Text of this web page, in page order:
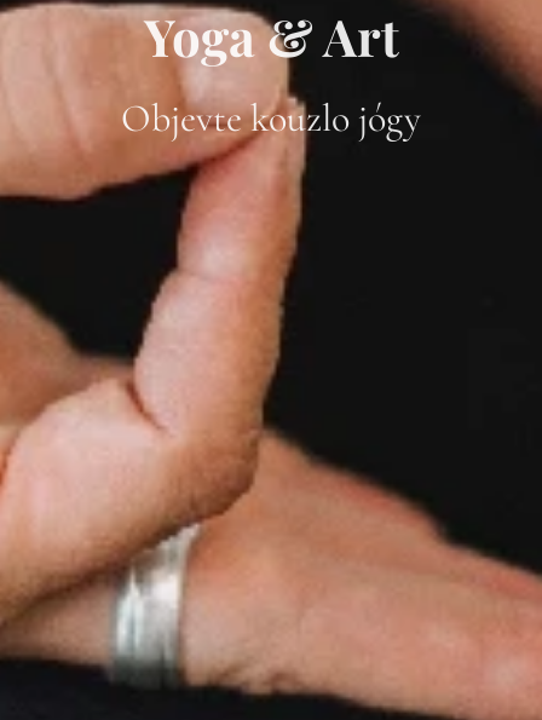
Yoga & Art
Objevte kouzlo jógy